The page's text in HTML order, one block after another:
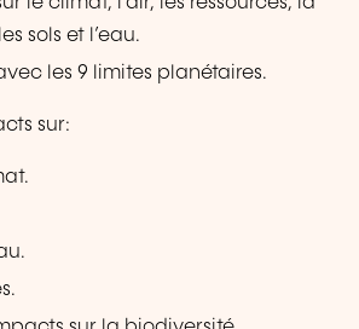
sols et l’eau.
les 9 limites planétaires.
sur: